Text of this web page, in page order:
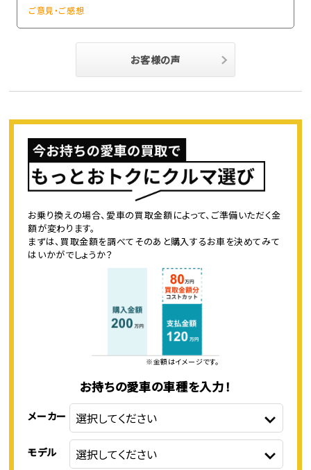
ご意見・ご感想
お客様の声
お乗り換えの場合、愛車の買取金額によって、ご準備いただく金
額が変わります。
まずは、買取金額を調べてそのあと購入するお車を決めてみて
はいかがでしょうか？
※金額はイメージです。
お持ちの愛車の車種を入力！
メーカー
モデル